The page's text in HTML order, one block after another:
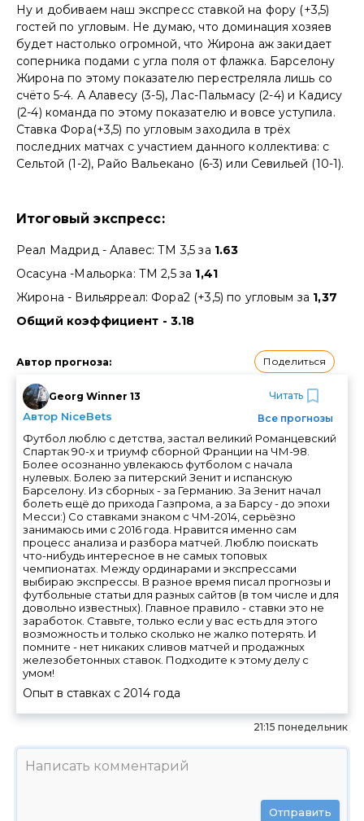
Ну и добиваем наш экспресс ставкой на фору (+3,5)
гостей по угловым. Не думаю, что доминация хозяев
будет настолько огромной, что Жирона аж закидает
соперника подами с угла поля от флажка. Барселону
Жирона по этому показателю перестреляла лишь со
счёто 5-4. А Алавесу (3-5), Лас-Пальмасу (2-4) и Кадису
(2-4) команда по этому показателю и вовсе уступила.
Ставка Фора(+3,5) по угловым заходила в трёх
последних матчах с участием данного коллектива: с
Сельтой (1-2), Райо Вальекано (6-3) или Севильей (10-1).
Итоговый экспресс:
Реал Мадрид - Алавес: ТМ 3,5 за 1.63
Осасуна -Мальорка: ТМ 2,5 за 1,41
Жирона - Вильярреал: Фора2 (+3,5) по угловым за 1,37
Общий коэффициент - 3.18
Автор прогноза: Поделиться
Georg Winner 13
Автор NiceBets
Читать
Все прогнозы
Футбол люблю с детства, застал великий Романцевский
Спартак 90-х и триумф сборной Франции на ЧМ-98.
Более осознанно увлекаюсь футболом с начала
нулевых. Болею за питерский Зенит и испанскую
Барселону. Из сборных - за Германию. За Зенит начал
болеть ещё до прихода Газпрома, а за Барсу - до эпохи
Месси:) Со ставками знаком с ЧМ-2014, серьёзно
занимаюсь ими с 2016 года. Нравится именно сам
процесс анализа и разбора матчей. Люблю поискать
что-нибудь интересное в не самых топовых
чемпионатах. Между ординарами и экспрессами
выбираю экспрессы. В разное время писал прогнозы и
футбольные статьи для разных сайтов (в том числе и для
довольно известных). Главное правило - ставки это не
заработок. Ставьте, только если у вас есть для этого
возможность и только сколько не жалко потерять. И
помните - нет никаких сливов матчей и продажных
железобетонных ставок. Подходите к этому делу с
умом!
Опыт в ставках с 2014 года
21:15 понедельник
Отправить